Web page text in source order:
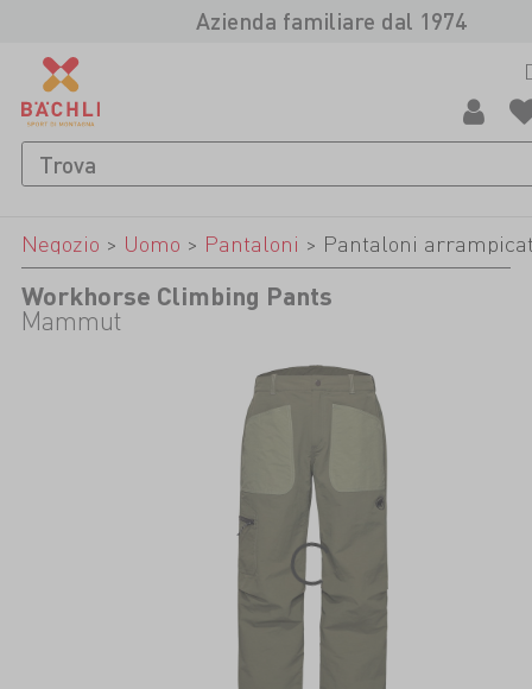
Azienda familiare dal 1974
Negozio > Uomo > Pantaloni > Pantaloni
Workhorse Climbing Pants
Mammut